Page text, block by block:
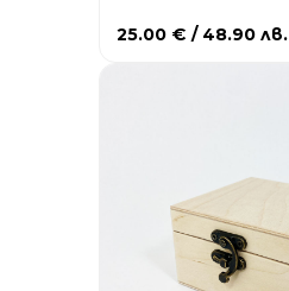
25.00 € / 48.90 лв.